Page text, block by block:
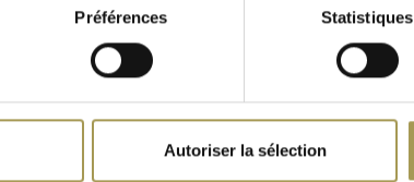
Préférences Statistiques
Autoriser la sélection
en affaires et vos
Pinuccio Borgonovo
trempé de
en verre verni
parties métalliques sont
noir gaufré ou acier inox
est un bureau en